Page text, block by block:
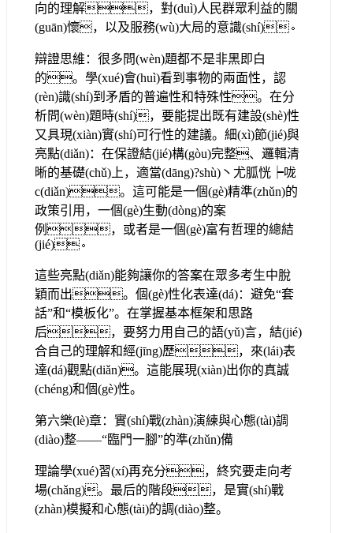
向的理解，對(duì)人民群眾利益的關
(guān)懷，以及服務(wù)大局的意識(shí)。
辯證思維：很多問(wèn)題都不是非黑即白
的。學(xué)會(huì)看到事物的兩面性，認
(rèn)識(shí)到矛盾的普遍性和特殊性。在分
析問(wèn)題時(shí)，要能提出既有建設(shè)性
又具現(xiàn)實(shí)可行性的建議。細(xì)節(jié)與
亮點(diǎn)：在保證結(jié)構(gòu)完整、邏輯清
晰的基礎(chǔ)上，適當(dāng)?shù)丶尤胍恍┝咙
c(diǎn)。這可能是一個(gè)精準(zhǔn)的
政策引用，一個(gè)生動(dòng)的案
例，或者是一個(gè)富有哲理的總結
(jié)。
這些亮點(diǎn)能夠讓你的答案在眾多考生中脫
穎而出。個(gè)性化表達(dá)：避免“套
話”和“模板化”。在掌握基本框架和思路
后，要努力用自己的語(yǔ)言，結(jié)
合自己的理解和經(jīng)歷，來(lái)表
達(dá)觀點(diǎn)。這能展現(xiàn)出你的真誠
(chéng)和個(gè)性。
第六樂(lè)章：實(shí)戰(zhàn)演練與心態(tài)調
(diào)整——“臨門一腳”的準(zhǔn)備
理論學(xué)習(xí)再充分，終究要走向考
場(chǎng)。最后的階段，是實(shí)戰
(zhàn)模擬和心態(tài)的調(diào)整。